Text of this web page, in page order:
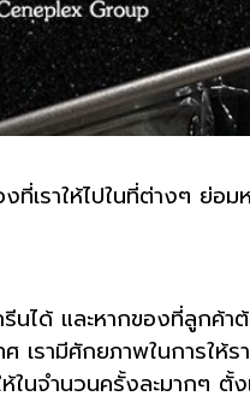
เราให้ไปในที่ต่างๆ ย่อ
ได้ และหากของที่ลูกค้า
เรามีศักยภาพในการใ
ในจำนวนครั้งละมากๆ